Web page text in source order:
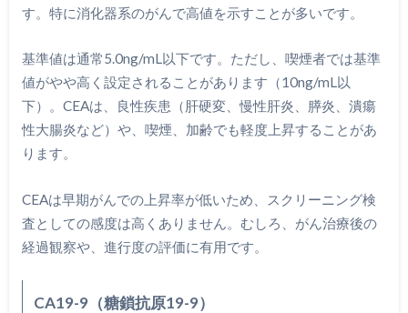
す。特に消化器系のがんで高値を示すことが多いです。
基準値は通常5.0ng/mL以下です。ただし、喫煙者では基準
値がやや高く設定されることがあります（10ng/mL以
下）。CEAは、良性疾患（肝硬変、慢性肝炎、膵炎、潰瘍
性大腸炎など）や、喫煙、加齢でも軽度上昇することがあ
ります。
CEAは早期がんでの上昇率が低いため、スクリーニング検
査としての感度は高くありません。むしろ、がん治療後の
経過観察や、進行度の評価に有用です。
CA19-9（糖鎖抗原19-9）